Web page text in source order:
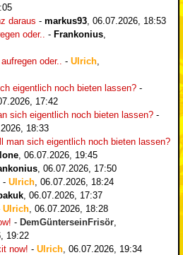
daraus - markus93 06.07.2026, 18:53
oder..
- Frankonius
oder..
- Ulrich
eigentlich noch bieten lassen? -
17:42
sich eigentlich noch bieten lassen? -
18:33
man sich eigentlich noch bieten lassen?
06.07.2026, 19:45
06.07.2026, 17:50
- Ulrich 06.07.2026, 18:24
06.07.2026, 17:37
Ulrich 06.07.2026, 18:28
- DemGünterseinFrisör
19:22
now! - Ulrich 06.07.2026, 19:34